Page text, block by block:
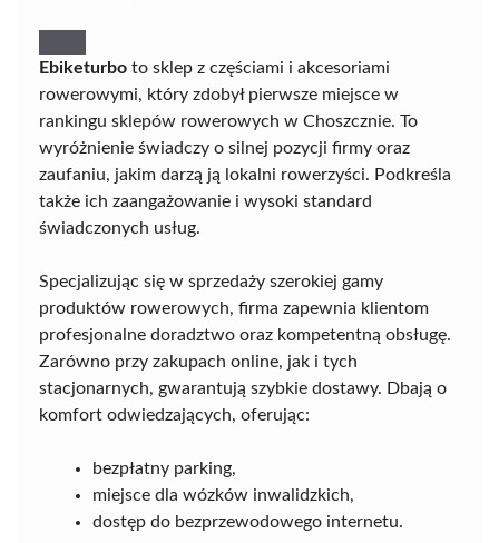
Ebiketurbo to sklep z częściami i akcesoriami
rowerowymi, który zdobył pierwsze miejsce w
rankingu sklepów rowerowych w Choszcznie. To
wyróżnienie świadczy o silnej pozycji firmy oraz
zaufaniu, jakim darzą ją lokalni rowerzyści. Podkreśla
także ich zaangażowanie i wysoki standard
świadczonych usług.
Specjalizując się w sprzedaży szerokiej gamy
produktów rowerowych, firma zapewnia klientom
profesjonalne doradztwo oraz kompetentną obsługę.
Zarówno przy zakupach online, jak i tych
stacjonarnych, gwarantują szybkie dostawy. Dbają o
komfort odwiedzających, oferując:
bezpłatny parking,
miejsce dla wózków inwalidzkich,
dostęp do bezprzewodowego internetu.